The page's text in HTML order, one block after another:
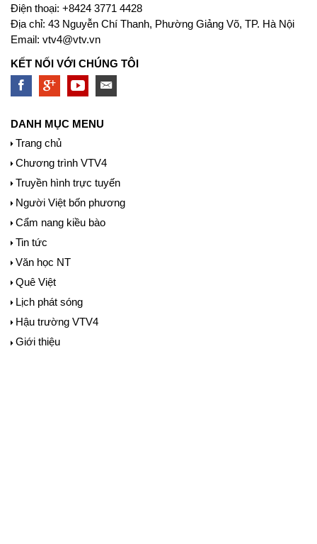
Ðiện thoại: +8424 3771 4428
Địa chỉ: 43 Nguyễn Chí Thanh, Phường Giảng Võ, TP. Hà Nội
Email: vtv4@vtv.vn
KẾT NỐI VỚI CHÚNG TÔI
DANH MỤC MENU
Trang chủ
Chương trình VTV4
Truyền hình trực tuyến
Người Việt bốn phương
Cẩm nang kiều bào
Tin tức
Văn học NT
Quê Việt
Lịch phát sóng
Hậu trường VTV4
Giới thiệu